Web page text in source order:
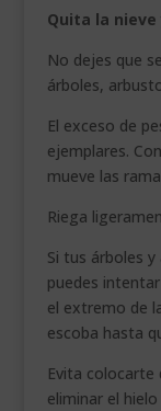
Quita la
No dejes que
árboles,
El exceso de
ejemplares.
mueve las
Riega
Si tus árboles
puedes
el extremo de
escoba hasta
Evita
eliminar el